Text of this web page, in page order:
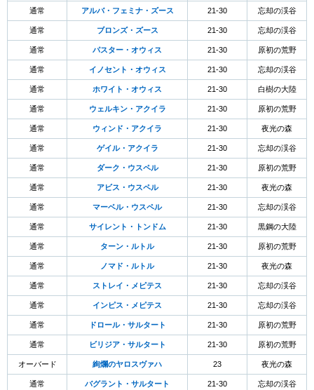
通常 アルバ・フェミナ・ズース 21-30 忘却の渓谷
通常 ブロンズ・ズース 21-30 忘却の渓谷
通常 パスター・オウィス 21-30 原初の荒野
通常 イノセント・オウィス 21-30 忘却の渓谷
通常 ホワイト・オウィス 21-30 白樹の大陸
通常 ウェルキン・アクイラ 21-30 原初の荒野
通常 ウィンド・アクイラ 21-30 夜光の森
通常 ゲイル・アクイラ 21-30 忘却の渓谷
通常 ダーク・ウスペル 21-30 原初の荒野
通常 アビス・ウスペル 21-30 夜光の森
通常 マーベル・ウスペル 21-30 忘却の渓谷
通常 サイレント・トンドム 21-30 黒鋼の大陸
通常 ターン・ルトル 21-30 原初の荒野
通常 ノマド・ルトル 21-30 夜光の森
通常 ストレイ・メピテス 21-30 忘却の渓谷
通常 インピス・メピテス 21-30 忘却の渓谷
通常 ドロール・サルタート 21-30 原初の荒野
通常 ビリジア・サルタート 21-30 原初の荒野
オーバード 絢爛のヤロスヴァハ 23 夜光の森
通常 バグラント・サルタート 21-30 忘却の渓谷